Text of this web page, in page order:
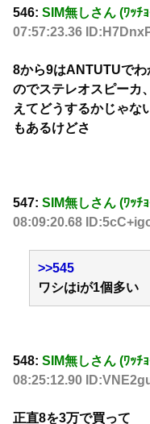
546: SIM無しさん (ﾜｯﾁ
07:57:23.36
8から9はANTUTUで
のでステレオスピーカ
えてどうするかじゃな
もあるけどさ
547: SIM無しさん (ﾜｯﾁ
08:09:20.68
>>545
ワシはiが1個多い
548: SIM無しさん (ﾜｯﾁ
08:25:12.90
正直8を3万で買って